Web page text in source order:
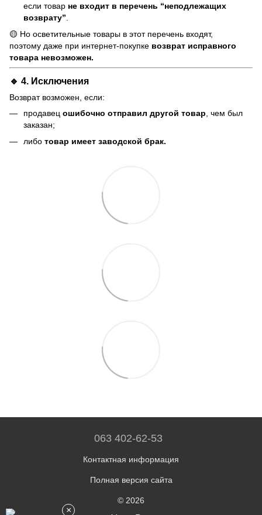
если товар не входит в перечень “неподлежащих
возврату”
🟡 Но осветительные товары в этот перечень входят,
поэтому даже при интернет-покупке возврат исправного
товара невозможен.
🔹 4. Исключения
Возврат возможен, если:
продавец ошибочно отправил другой товар , чем был
заказан;
либо товар имеет заводской брак.
063 402-62-53
Контактная информация
Полная версия сайта
© 2026
×